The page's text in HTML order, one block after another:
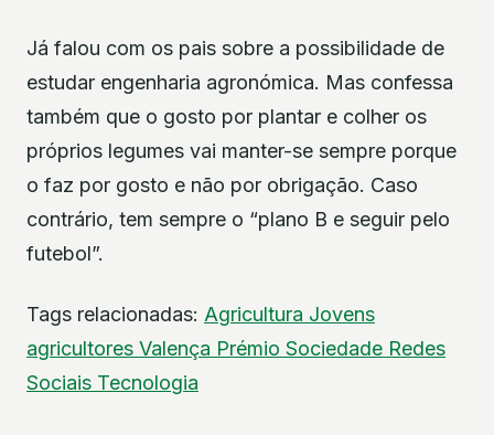
Já falou com os pais sobre a possibilidade de
estudar engenharia agronómica. Mas confessa
também que o gosto por plantar e colher os
próprios legumes vai manter-se sempre porque
o faz por gosto e não por obrigação. Caso
contrário, tem sempre o “plano B e seguir pelo
futebol”.
Tags relacionadas: Agricultura Jovens
agricultores Valença Prémio Sociedade Redes
Sociais Tecnologia